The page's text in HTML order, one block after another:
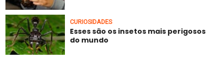
CURIOSIDADES
Esses são os insetos mais perigosos
do mundo